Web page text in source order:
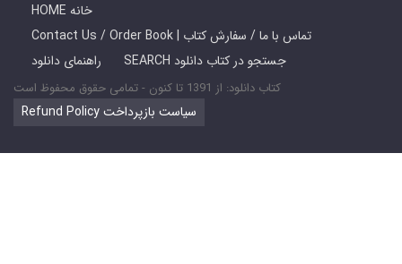
HOME خانه
Contact Us / Order Book | تماس با ما / سفارش کتاب
راهنمای دانلود
SEARCH جستجو در کتاب دانلود
کتاب دانلود: از 1391 تا کنون - تمامی حقوق محفوظ است
Refund Policy سیاست بازپرداخت